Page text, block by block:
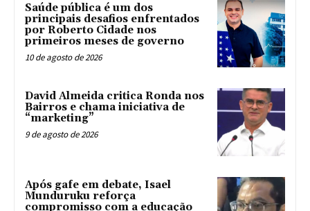
Saúde pública é um dos
principais desafios enfrentados
por Roberto Cidade nos
primeiros meses de governo
10 de agosto de 2026
David Almeida critica Ronda nos
Bairros e chama iniciativa de
“marketing”
9 de agosto de 2026
Após gafe em debate, Isael
Munduruku reforça
compromisso com a educação